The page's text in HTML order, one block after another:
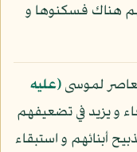
هناك فسكنوها و
لموسى(عليه
و يزيد في تضعيفهم
أبنائهم و استبقاء